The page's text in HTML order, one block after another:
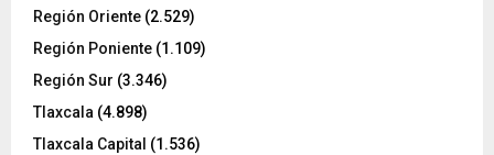
Región Oriente (2.529)
Región Poniente (1.109)
Región Sur (3.346)
Tlaxcala (4.898)
Tlaxcala Capital (1.536)